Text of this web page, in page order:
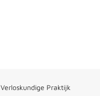
Verloskundige Praktijk